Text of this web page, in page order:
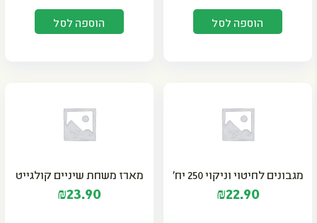
הוספה לסל הוספה לסל
מגבונים לחיטוי וניקוי 250 יח'
₪22.90
מארז משחת שיניים קולגייט
₪23.90